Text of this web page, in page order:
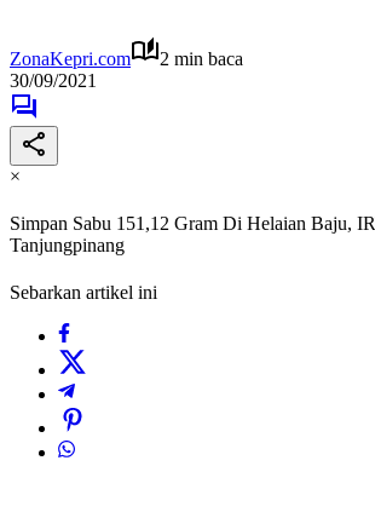
ZonaKepri.com
2 min baca
30/09/2021
×
Simpan Sabu 151,12 Gram Di Helaian Baju,
Tanjungpinang
Sebarkan artikel ini